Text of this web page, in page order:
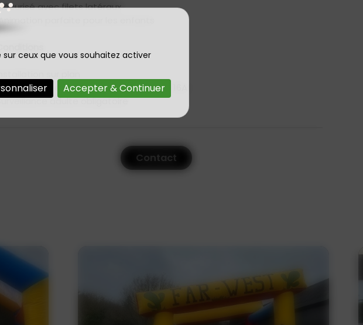
ceux que vous souhaitez activer
Accepter & Continuer
avec filets latéraux
parfaite pour les enfants
électrique nécessaire 220v 16A
adulte obligatoire
Contact